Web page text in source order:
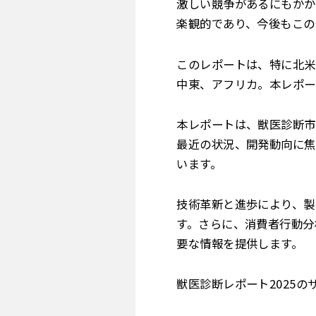
激しい競争があるにもか
楽観的であり、今後もこ
このレポートは、特に北
中東、アフリカ。本レポ
本レポートは、獣医診断
最近の状況、開発動向に
います。
技術革新と進歩により、
す。さらに、消費者行動
要な情報を提供します。
獣医診断レポート2025の